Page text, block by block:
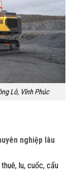
Lô, Vĩnh Phúc
nghiệp lâu
lu, cuốc, cẩu